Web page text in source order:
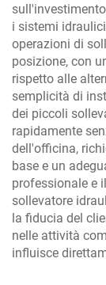
i sistemi
operazioni di
posizione, con
rispetto alle
semplicità di
dei piccoli
rapidamente
dell'officina,
base e un
professionale e
sollevatore
la fiducia del
nelle attività
influisce